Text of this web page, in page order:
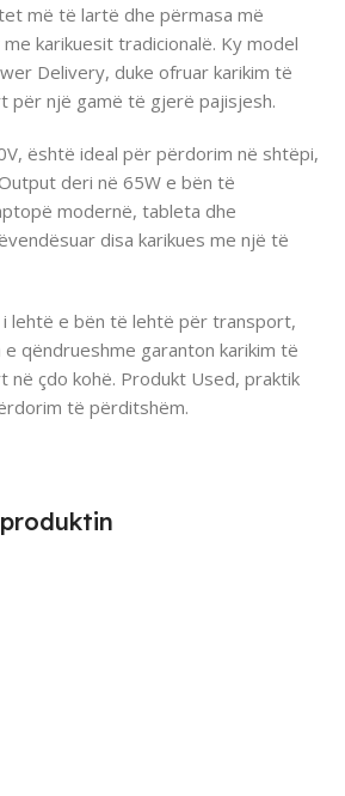
më të lartë dhe përmasa më
karikuesit tradicionalë. Ky model
Delivery, duke ofruar karikim të
për një gamë të gjerë pajisjesh.
është ideal për përdorim në shtëpi,
deri në 65W e bën të
modernë, tableta dhe
disa karikues me një të
i lehtë e bën të lehtë për transport,
qëndrueshme garanton karikim të
në çdo kohë. Produkt Used, praktik
të përditshëm.